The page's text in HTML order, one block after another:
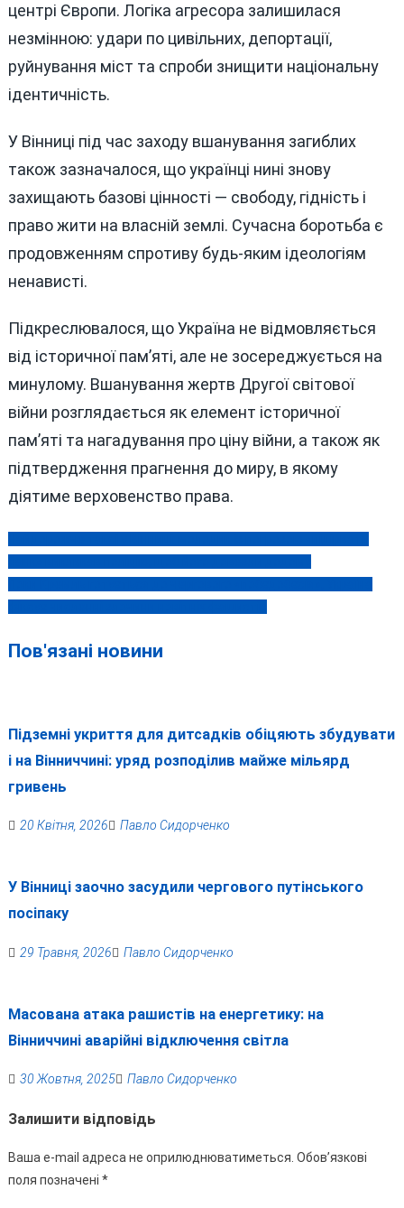
центрі Європи. Логіка агресора залишилася
незмінною: удари по цивільних, депортації,
руйнування міст та спроби знищити національну
ідентичність.
У Вінниці під час заходу вшанування загиблих
також зазначалося, що українці нині знову
захищають базові цінності — свободу, гідність і
право жити на власній землі. Сучасна боротьба є
продовженням спротиву будь-яким ідеологіям
ненависті.
Підкреслювалося, що Україна не відмовляється
від історичної пам’яті, але не зосереджується на
минулому. Вшанування жертв Другої світової
війни розглядається як елемент історичної
пам’яті та нагадування про ціну війни, а також як
підтвердження прагнення до миру, в якому
діятиме верховенство права.
Навігація
записів
Пов'язані новини
Підземні укриття для дитсадків обіцяють збудувати
і на Вінниччині: уряд розподілив майже мільярд
гривень
20 Квітня, 2026 Павло Сидорченко
У Вінниці заочно засудили чергового путінського
посіпаку
29 Травня, 2026 Павло Сидорченко
Масована атака рашистів на енергетику: на
Вінниччині аварійні відключення світла
30 Жовтня, 2025 Павло Сидорченко
Залишити відповідь
Ваша e-mail адреса не оприлюднюватиметься. Обов’язкові
поля позначені *